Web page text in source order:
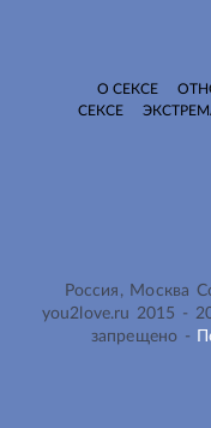
О СЕКСЕ
СЕКСЕ
Россия, Москва
you2love.ru 2015 -
запрещено -